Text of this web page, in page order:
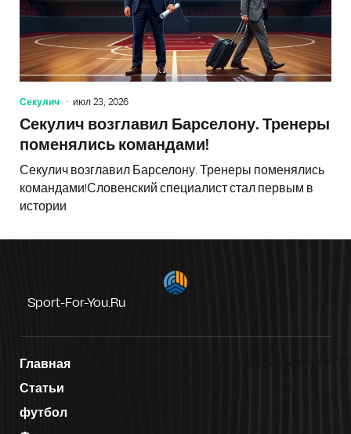
Секулич июл 23, 2026
Секулич возглавил Барселону. Тренеры
поменялись командами!
Секулич возглавил Барселону. Тренеры поменялись
командами!Словенский специалист стал первым в
истории
Sport-For-You.ru
Главная
Статьи
футбол